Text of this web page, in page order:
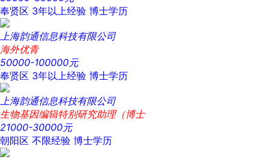
奉贤区 3年以上经验 博士学历
上海韵通信息科技有限公司
海外优青
50000-100000元
奉贤区 3年以上经验 博士学历
上海韵通信息科技有限公司
生物基因编辑特别研究助理（博士
21000-30000元
朝阳区 不限经验 博士学历